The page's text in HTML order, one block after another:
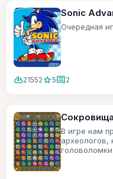
Sonic
Очередная
cloud_download21552 star5comment2
В игре нам
археологов,